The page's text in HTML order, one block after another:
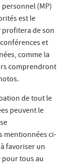
(MP)
est le
profitera de son
et
comme la
comprendront
de tout le
peuvent le
mentionnées ci-
favoriser un
tous au